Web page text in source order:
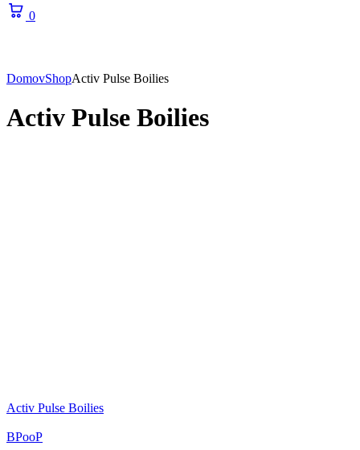
0
DomovShopActiv Pulse Boilies
Activ Pulse Boilies
Activ Pulse Boilies
BPooP